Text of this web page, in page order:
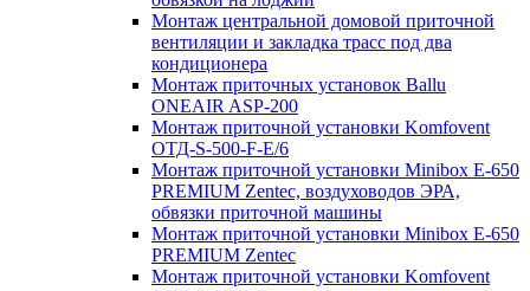
Монтаж центральной домовой приточной
вентиляции и закладка трасс под два
кондиционера
Монтаж приточных установок Ballu
ONEAIR ASP-200
Монтаж приточной установки Komfovent
ОТД-S-500-F-E/6
Монтаж приточной установки Minibox E-650
PREMIUM Zentec, воздуховодов ЭРА,
обвязки приточной машины
Монтаж приточной установки Minibox E-650
PREMIUM Zentec
Монтаж приточной установки Komfovent